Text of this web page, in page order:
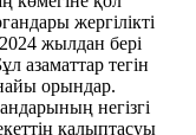
жергілікті
2024 жылдан бері
азаматтар тегін
орындар.
негізгі
қалыптасуы